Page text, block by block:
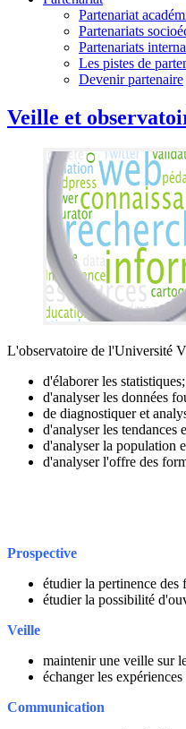
Partenariat
Partenariats
Partenariats
Les pistes de
Devenir partenaire
Veille et
L'observatoire de l'Université
d'élaborer les statistiques;
d'analyser les données
de diagnostiquer et
d'analyser les tendances
d'analyser la population
d'analyser l'offre des
Prospective
étudier la pertinence des
étudier la possibilité
Veille
maintenir une veille sur
échanger les
Communication